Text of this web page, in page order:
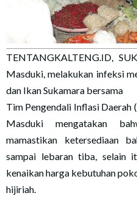
TENTANGKALTENG.ID,
Masduki, melakukan infeksi
dan Ikan Sukamara bersama
Tim Pengendali Inflasi Daerah
Masduki mengatakan
mamastikan ketersediaan
sampai lebaran tiba, selain
kenaikan harga kebutuhan
hijiriah.